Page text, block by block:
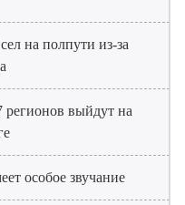
на полпути из-за
выйдут на
особое звучание